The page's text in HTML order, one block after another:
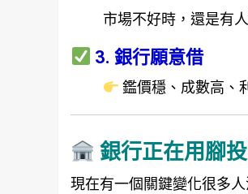
市場不好時，還是有
3. 銀行願意借
鑑價穩、成數高、
銀行正在用腳
現在有一個關鍵變化很多人